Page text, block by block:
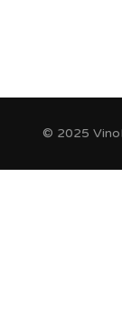
© 2025